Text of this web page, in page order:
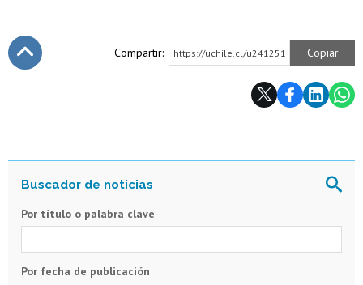
Compartir: https://uchile.cl/u241251 Copiar
Por título o palabra clave